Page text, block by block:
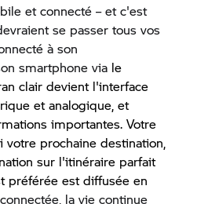
et connecté – et c'est
se passer tous vos
à son
smartphone via le
clair devient l'interface
et analogique, et
importantes. Votre
votre prochaine destination,
sur l'itinéraire parfait
préférée est diffusée en
la vie continue